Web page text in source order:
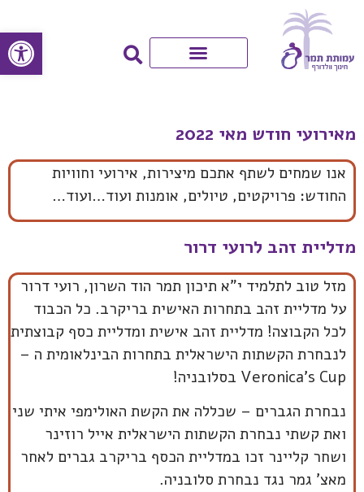
פתח
מאירועי חודש מאי 2022
אנו שמחים לשתף אתכם מיצירות, אירועי וחוויות
החודש: פרויקטים, טיולים, אומנות ועוד…ועוד…
מדליית זהב לרועי דרור
מזל טוב לתלמיד י"א תיכון תמר הוד השרון, רועי דרור
על מדליית זהב בתחרות האישית בריקרב. כל הכבוד
לכל הקבוצה! מדליית זהב אישית ומדליית כסף קבוצתית
לנבחרת הקשתות הישראלית בתחרות הבינלאומית ה –
Veronica’s Cup בסלובניה!
נבחרת הגברים – שכללה את הקשת האולימפי איתי שני
ואת קשתי נבחרת הקשתות הישראלית אייל רוזינר
ושחר קליינר זכו במדליית הכסף בריקרב גברים לאחר
מאצ' גמר נגד נבחרת סלובניה.